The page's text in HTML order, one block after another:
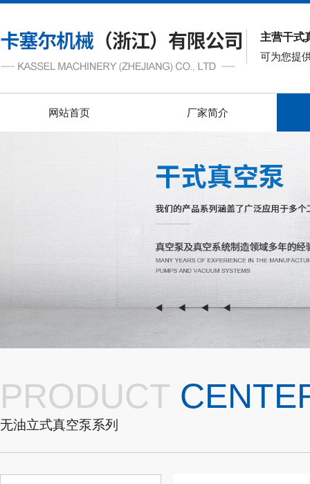
主营干式
可为您提
网站首页 厂家简介
PRODUCT
无油立式真空泵系列